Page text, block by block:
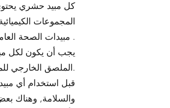
كل مبيد حشري
المجموعات
مبيدات الصحة العامة .
يجب أن يكون لكل
الملصق الخارجي للمبيد, ولكل مبيد حشري شهادة بيانات الصحة والسلامة.
قبل استخدام أي
والسلامة, وهناك